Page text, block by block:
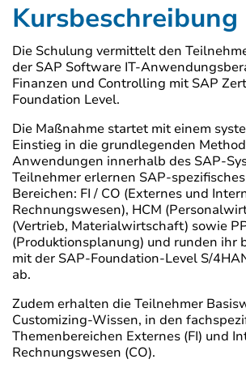
Kursbeschreibung
Die Schulung vermittelt den
der SAP Software IT-
Finanzen und Controlling mit SAP
Foundation Level.
Die Maßnahme startet mit einem
Einstieg in die grundlegenden
Anwendungen innerhalb des SAP-
Teilnehmer erlernen SAP-
Bereichen: FI / CO (Externes und
Rechnungswesen), HCM
(Vertrieb, Materialwirtschaft) sowie
(Produktionsplanung) und runden ihr
mit der SAP-Foundation-Level S/
ab.
Zudem erhalten die Teilnehmer
Customizing-Wissen, in den
Themenbereichen Externes (FI) und
Rechnungswesen (CO).